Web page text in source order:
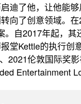
迪了他，让他能
向了创意领域。
自2017年起，
堂Kettle的执行创
2021伦敦国际奖
Entertainment